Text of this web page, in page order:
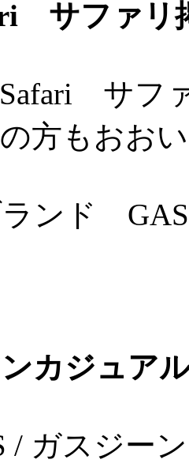
サファリ
サフ
方もおお
ランド
カジュア
/ ガスジー